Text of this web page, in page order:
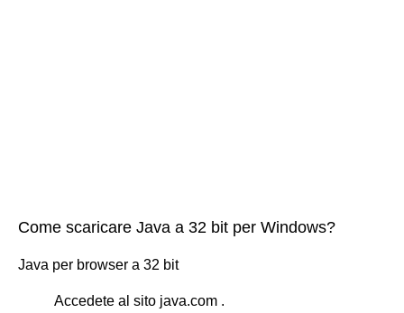
Come scaricare Java a 32 bit per Windows?
Java per browser a 32 bit
Accedete al sito java.com .